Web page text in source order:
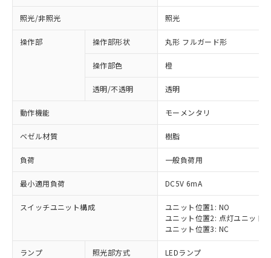
照光/非照光 照光
操作部 操作部形状 丸形 フルガード形
操作部色 橙
透明/不透明 透明
動作機能 モーメンタリ
ベゼル材質 樹脂
負荷 一般負荷用
最小適用負荷 DC5V 6mA
スイッチユニット構成
ユニット位置1: NO
ユニット位置2: 点灯ユニット
ユニット位置3: NC
ランプ 照光部方式 LEDランプ